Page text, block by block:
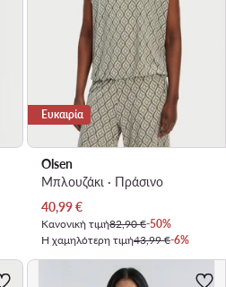
Ευκαιρία
Olsen
Μπλουζάκι · Πράσινο
Τρέχουσα τιμή
40,99€
Κανονική τιμή82,90 €-50%
Η χαμηλότερη τιμή43,99 €-6%